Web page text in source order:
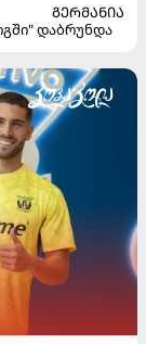
ᲒᲔᲠᲛᲐᲜᲘᲐ
დაბრუნდა